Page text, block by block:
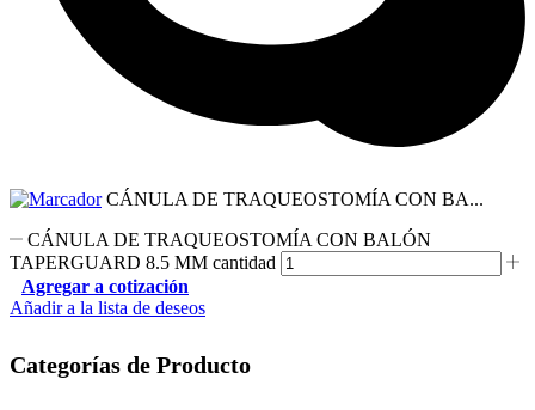
CÁNULA DE TRAQUEOSTOMÍA CON BA...
CÁNULA DE TRAQUEOSTOMÍA CON BALÓN
TAPERGUARD 8.5 MM cantidad
Agregar a cotización
Añadir a la lista de deseos
Categorías de Producto